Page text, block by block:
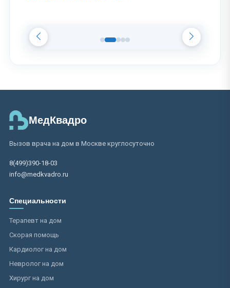
МедКвадро
Вызов врача на дом в Москве круглосуточно
8(499)390-18-03
info@medkvadro.ru
Специальности
Терапевт на дом
Скорая помощь
Кардиолог на дом
Невролог на дом
Хирург на дом